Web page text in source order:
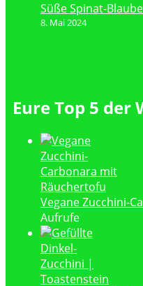
Süße Spinat-
8. Mai 2024
Eure Top 5 der
Vegane Zucchini-
Aufrufe